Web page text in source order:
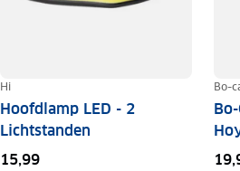
Hi
Hoofdlamp LED - 2
Lichtstanden
15,99
Bo-